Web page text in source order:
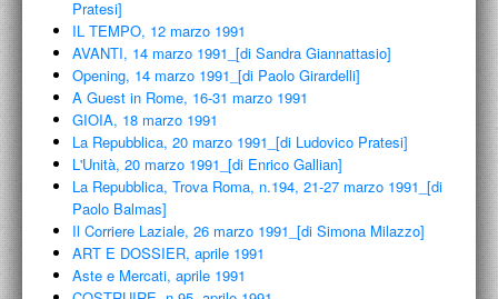
Pratesi]
IL TEMPO, 12 marzo 1991
AVANTI, 14 marzo 1991_[di Sandra Giannattasio]
Opening, 14 marzo 1991_[di Paolo Girardelli]
A Guest in Rome, 16-31 marzo 1991
GIOIA, 18 marzo 1991
La Repubblica, 20 marzo 1991_[di Ludovico Pratesi]
L'Unità, 20 marzo 1991_[di Enrico Gallian]
La Repubblica, Trova Roma, n.194, 21-27 marzo 1991_[di
Paolo Balmas]
Il Corriere Laziale, 26 marzo 1991_[di Simona Milazzo]
ART E DOSSIER, aprile 1991
Aste e Mercati, aprile 1991